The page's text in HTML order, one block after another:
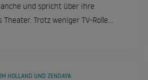
und spricht über ihre
Trotz weniger TV-Rollen
engagiert.
HOLLAND UND ZENDAYA